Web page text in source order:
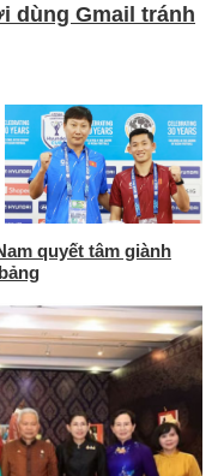
dùng Gmail tránh
quyết tâm giành